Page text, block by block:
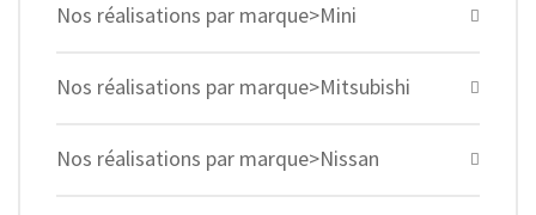
Nos réalisations par marque>Mini
Nos réalisations par marque>Mitsubishi
Nos réalisations par marque>Nissan